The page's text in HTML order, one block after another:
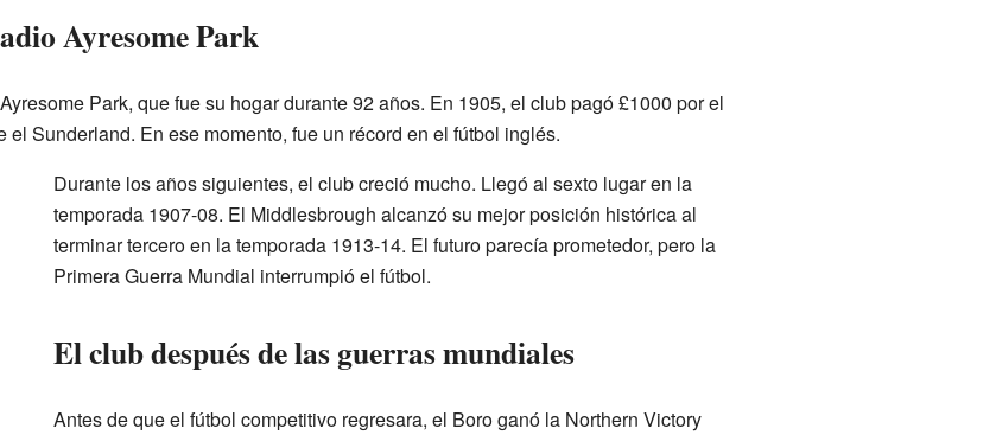
Ayresome Park
Park, que fue su hogar durante 92 años. En 1905, el club pagó £1000 por el
Sunderland. En ese momento, fue un récord en el fútbol inglés.
Durante los años siguientes, el club creció mucho. Llegó al sexto lugar en la
temporada 1907-08. El Middlesbrough alcanzó su mejor posición histórica al
terminar tercero en la temporada 1913-14. El futuro parecía prometedor, pero la
Primera Guerra Mundial interrumpió el fútbol.
El club después de las guerras mundiales
Antes de que el fútbol competitivo regresara, el Boro ganó la Northern Victory